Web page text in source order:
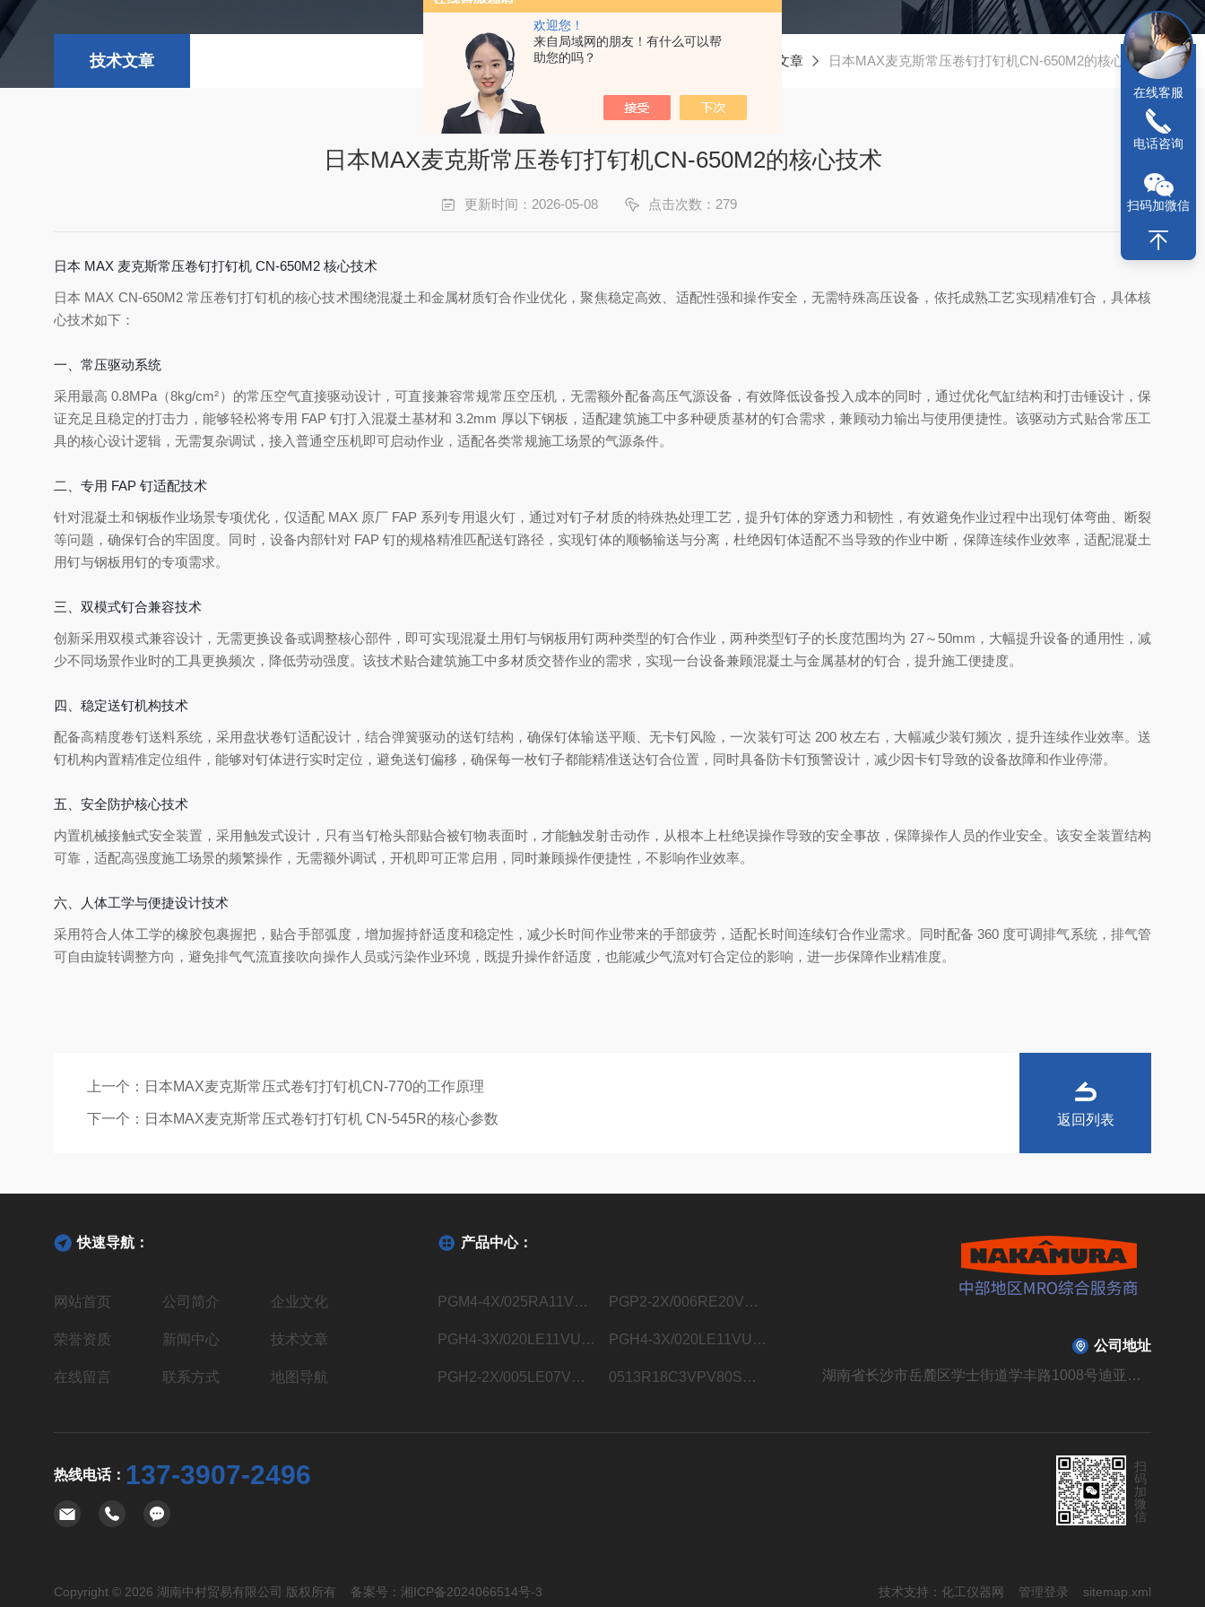
欢迎您！
来自局域网的朋友！有什么可以帮
助您的吗？
技术文章 技术文章 日本MAX麦克斯常压卷钉打钉机CN-650M2的核心技术
日本MAX麦克斯常压卷钉打钉机CN-650M2的核心技术
更新时间：2026-05-08 点击次数：279
日本 MAX 麦克斯常压卷钉打钉机 CN-650M2 核心技术
日本 MAX CN-650M2 常压卷钉打钉机的核心技术围绕混凝土和金属材质钉合作业优化，聚焦稳定高效、适配性强和操作安全，无需特殊高压设备，依托成熟工艺实现精准钉合，具体核
心技术如下：
一、常压驱动系统
采用最高 0.8MPa（8kg/cm²）的常压空气直接驱动设计，可直接兼容常规常压空压机，无需额外配备高压气源设备，有效降低设备投入成本的同时，通过优化气缸结构和打击锤设计，保
证充足且稳定的打击力，能够轻松将专用 FAP 钉打入混凝土基材和 3.2mm 厚以下钢板，适配建筑施工中多种硬质基材的钉合需求，兼顾动力输出与使用便捷性。该驱动方式贴合常压工
具的核心设计逻辑，无需复杂调试，接入普通空压机即可启动作业，适配各类常规施工场景的气源条件。
二、专用 FAP 钉适配技术
针对混凝土和钢板作业场景专项优化，仅适配 MAX 原厂 FAP 系列专用退火钉，通过对钉子材质的特殊热处理工艺，提升钉体的穿透力和韧性，有效避免作业过程中出现钉体弯曲、断裂
等问题，确保钉合的牢固度。同时，设备内部针对 FAP 钉的规格精准匹配送钉路径，实现钉体的顺畅输送与分离，杜绝因钉体适配不当导致的作业中断，保障连续作业效率，适配混凝土
用钉与钢板用钉的专项需求。
三、双模式钉合兼容技术
创新采用双模式兼容设计，无需更换设备或调整核心部件，即可实现混凝土用钉与钢板用钉两种类型的钉合作业，两种类型钉子的长度范围均为 27～50mm，大幅提升设备的通用性，减
少不同场景作业时的工具更换频次，降低劳动强度。该技术贴合建筑施工中多材质交替作业的需求，实现一台设备兼顾混凝土与金属基材的钉合，提升施工便捷度。
四、稳定送钉机构技术
配备高精度卷钉送料系统，采用盘状卷钉适配设计，结合弹簧驱动的送钉结构，确保钉体输送平顺、无卡钉风险，一次装钉可达 200 枚左右，大幅减少装钉频次，提升连续作业效率。送
钉机构内置精准定位组件，能够对钉体进行实时定位，避免送钉偏移，确保每一枚钉子都能精准送达钉合位置，同时具备防卡钉预警设计，减少因卡钉导致的设备故障和作业停滞。
五、安全防护核心技术
内置机械接触式安全装置，采用触发式设计，只有当钉枪头部贴合被钉物表面时，才能触发射击动作，从根本上杜绝误操作导致的安全事故，保障操作人员的作业安全。该安全装置结构
可靠，适配高强度施工场景的频繁操作，无需额外调试，开机即可正常启用，同时兼顾操作便捷性，不影响作业效率。
六、人体工学与便捷设计技术
采用符合人体工学的橡胶包裹握把，贴合手部弧度，增加握持舒适度和稳定性，减少长时间作业带来的手部疲劳，适配长时间连续钉合作业需求。同时配备 360 度可调排气系统，排气管
可自由旋转调整方向，避免排气气流直接吹向操作人员或污染作业环境，既提升操作舒适度，也能减少气流对钉合定位的影响，进一步保障作业精准度。
上一个： 日本MAX麦克斯常压式卷钉打钉机CN-770的工作原理
下一个： 日本MAX麦克斯常压式卷钉打钉机 CN-545R的核心参数 返回列表
快速导航：
网站首页 公司简介 企业文化
荣誉资质 新闻中心 技术文章
在线留言 联系方式 地图导航
产品中心：
PGM4-4X/025RA11VU2德国力士乐Rexroth内齿轮泵R901363096 PGP2-2X/006RE20VE4德国力士乐Rexroth内齿轮泵R900932129
PGH4-3X/020LE11VU2德国力士乐Rexroth内齿轮泵R900932183 PGH4-3X/020LE11VU2德国力士乐Rexroth内齿轮泵R901283006
PGH2-2X/005LE07VU2德国力士乐Rexroth内齿轮泵R900703725 0513R18C3VPV80SM21HYB05德国力士乐Rexroth液压叶片泵0513800248
公司地址
湖南省长沙市岳麓区学士街道学丰路1008号迪亚溪谷山庄B310栋104号
热线电话： 137-3907-2496
扫
码
加
微
信
Copyright © 2026 湖南中村贸易有限公司 版权所有 备案号： 湘ICP备2024066514号-3 技术支持： 化工仪器网 管理登录 sitemap.xml
在线客服
电话咨询
扫码加微信